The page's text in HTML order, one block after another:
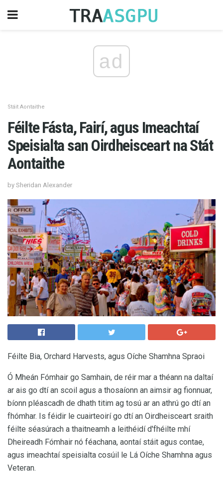
ad
Stáit Aontaithe
Féilte Fásta, Fairí, agus Imeachtaí
Speisialta san Oirdheisceart na Stát
Aontaithe
by Sheridan Alexander
Féilte Bia, Orchard Harvests, agus Oíche Shamhna Spraoi
Ó Mheán Fómhair go Samhain, de réir mar a théann na daltaí
ar ais go dtí an scoil agus a thosaíonn an aimsir ag fionnuar,
bíonn pléascadh de dhath titim ag tosú ar an athrú go dtí an
fhómhar. Is féidir le cuairteoirí go dtí an Oirdheisceart sraith
féilte séasúrach a thaitneamh a leithéidí d'fhéilte mhí
Dheireadh Fómhair nó féachana, aontaí stáit agus contae,
agus imeachtaí speisialta cosúil le Lá Oíche Shamhna agus
Veteran.